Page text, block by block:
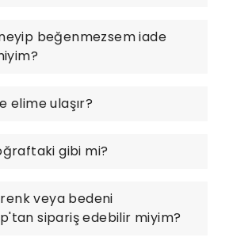
beğenmezsem iade
elime ulaşır?
gibi mi?
veya bedeni
sipariş edebilir miyim?